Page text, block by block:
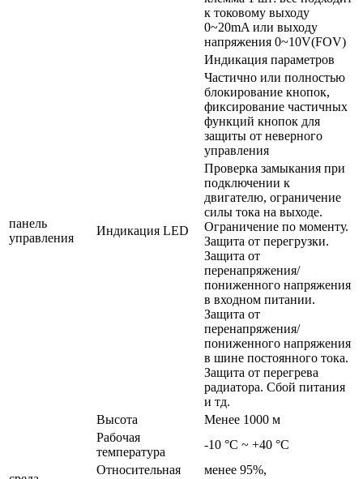
к токовому выходу
0~20mA или выходу
напряжения 0~10V(FOV)
панель
управления
Индикация LED
Индикация параметров
Частично или полностью
блокирование кнопок,
фиксирование частичных
функций кнопок для
защиты от неверного
управления
Проверка замыкания при
подключении к
двигателю, ограничение
силы тока на выходе.
Ограничение по моменту.
Защита от перегрузки.
Защита от
перенапряжения/
пониженного напряжения
в входном питании.
Защита от
перенапряжения/
пониженного напряжения
в шине постоянного тока.
Защита от перегрева
радиатора. Сбой питания
и тд.
Высота
Менее 1000 м
Рабочая
температура
-10 °C ~ +40 °C
Относительная
менее 95%,